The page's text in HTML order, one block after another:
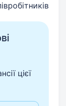
цієї